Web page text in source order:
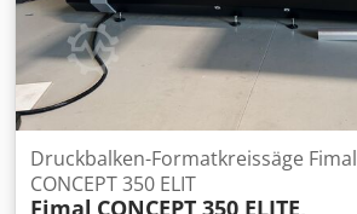
Druckbalken-Formatkreissäge Fimal
CONCEPT 350 ELIT